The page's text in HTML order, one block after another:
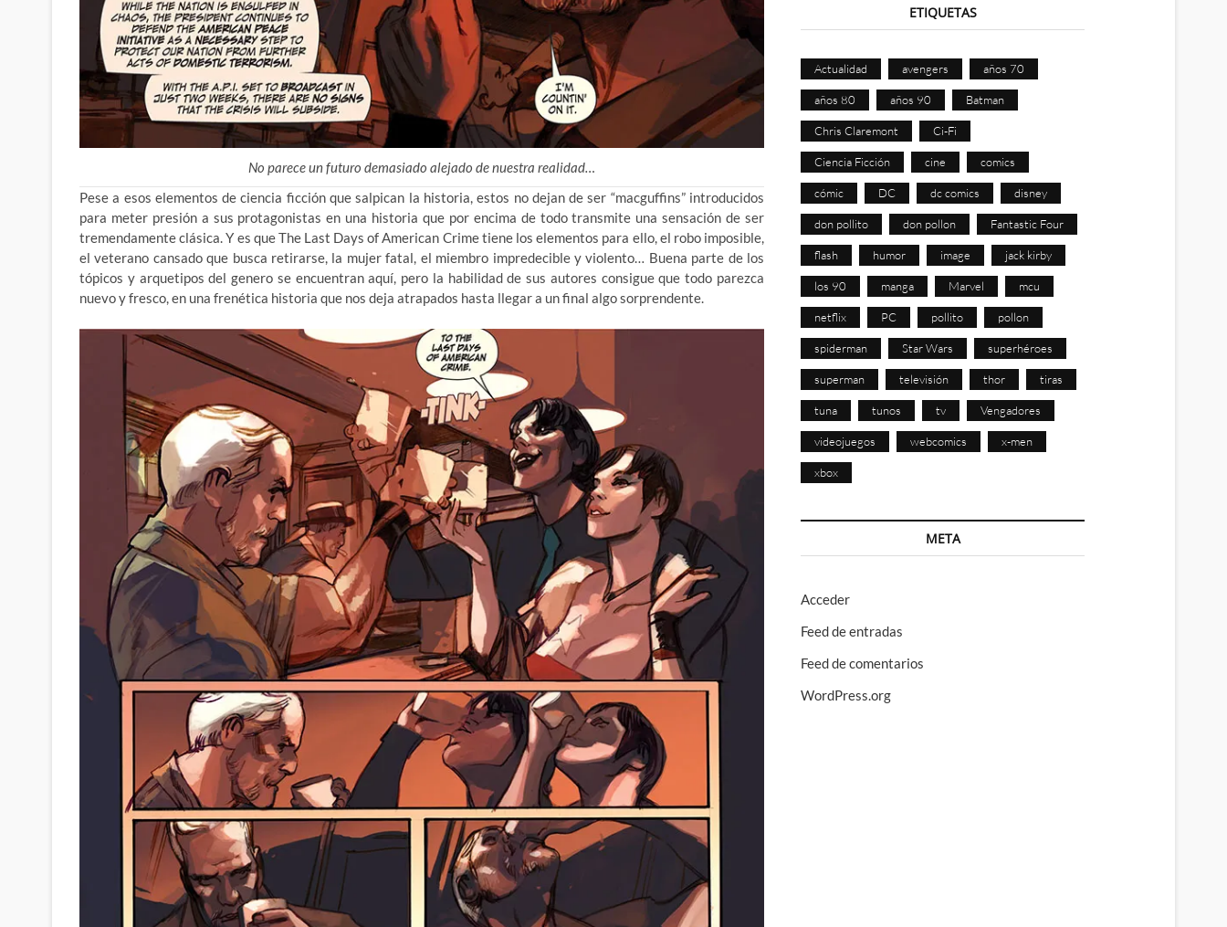
No parece un futuro demasiado alejado de nuestra realidad…
Pese a esos elementos de ciencia ficción que salpican la historia, estos no dejan de ser “macguffins” introducidos
para meter presión a sus protagonistas en una historia que por encima de todo transmite una sensación de ser
tremendamente clásica. Y es que The Last Days of American Crime tiene los elementos para ello, el robo imposible,
el veterano cansado que busca retirarse, la mujer fatal, el miembro impredecible y violento… Buena parte de los
tópicos y arquetipos del genero se encuentran aquí, pero la habilidad de sus autores consigue que todo parezca
nuevo y fresco, en una frenética historia que nos deja atrapados hasta llegar a un final algo sorprendente.
ETIQUETAS
Actualidad avengers años 70
años 80 años 90 Batman
Chris Claremont Ci-Fi
Ciencia Ficción cine comics
cómic DC dc comics disney
don pollito don pollon Fantastic Four
flash humor image jack kirby
los 90 manga Marvel mcu
netflix PC pollito pollon
spiderman Star Wars superhéroes
superman televisión thor tiras
tuna tunos tv Vengadores
videojuegos webcomics x-men
xbox
META
Acceder
Feed de entradas
Feed de comentarios
WordPress.org